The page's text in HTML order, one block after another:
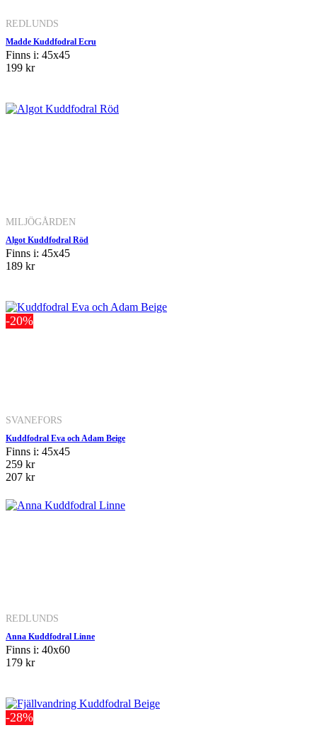
REDLUNDS
Madde Kuddfodral Ecru
Finns i: 45x45
199 kr
MILJÖGÅRDEN
Algot Kuddfodral Röd
Finns i: 45x45
189 kr
-20%
SVANEFORS
Kuddfodral Eva och Adam Beige
Finns i: 45x45
259 kr
207 kr
REDLUNDS
Anna Kuddfodral Linne
Finns i: 40x60
179 kr
-28%